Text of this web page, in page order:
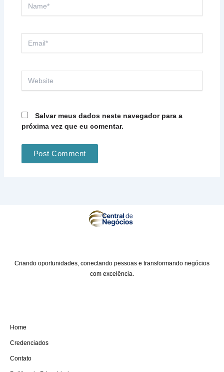
Salvar meus dados neste navegador para a
próxima vez que eu comentar.
Criando oportunidades, conectando pessoas e transformando negócios
com excelência.
Home
Credenciados
Contato